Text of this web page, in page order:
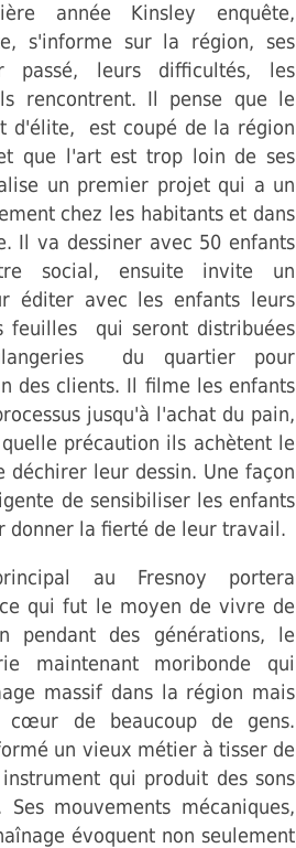
année Kinsley enquête,
s'informe sur la région, ses
passé, leurs difficultés, les
rencontrent. Il pense que le
d'élite, est coupé de la région
que l'art est trop loin de ses
un premier projet qui a un
chez les habitants et dans
Il va dessiner avec 50 enfants
social, ensuite invite un
éditer avec les enfants leurs
feuilles qui seront distribuées
du quartier pour
des clients. Il filme les enfants
jusqu'à l'achat du pain,
précaution ils achètent le
déchirer leur dessin. Une façon
de sensibiliser les enfants
donner la fierté de leur travail.
au Fresnoy portera
qui fut le moyen de vivre de
pendant des générations, le
maintenant moribonde qui
massif dans la région mais
cœur de beaucoup de gens.
un vieux métier à tisser de
qui produit des sons
mouvements mécaniques,
évoquent non seulement